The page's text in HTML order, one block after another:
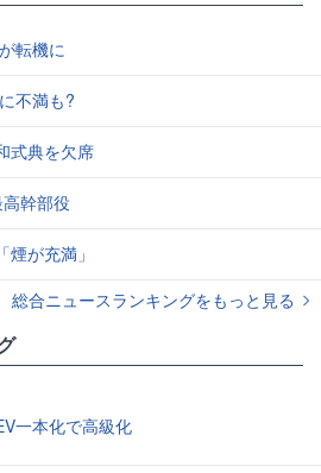
転機に
不満も?
式典を欠席
幹部役
が充満」
総合ニュースランキングをもっと見る
一本化で高級化